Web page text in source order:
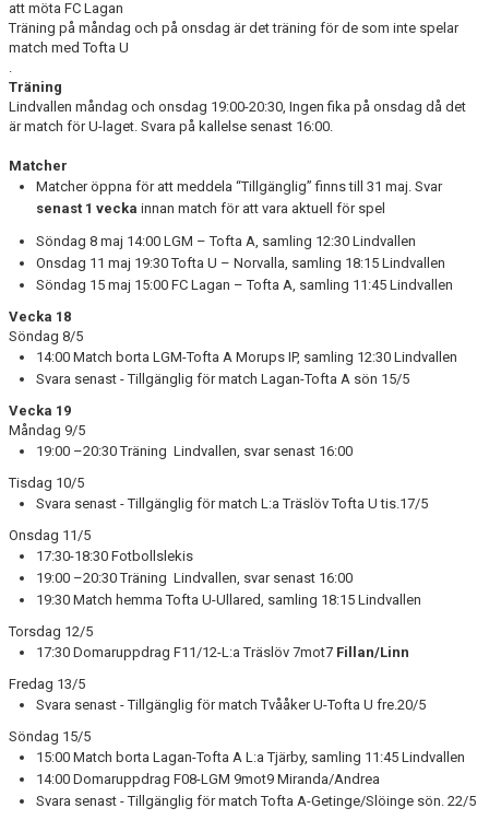
att möta FC Lagan
Träning på måndag och på onsdag är det träning för de som inte spelar
match med Tofta U
.
Träning
Lindvallen måndag och onsdag 19:00-20:30, Ingen fika på onsdag då det
är match för U-laget. Svara på kallelse senast 16:00.
Matcher
Matcher öppna för att meddela “Tillgänglig” finns till 31 maj. Svar
senast 1 vecka innan match för att vara aktuell för spel
Söndag 8 maj 14:00 LGM – Tofta A, samling 12:30 Lindvallen
Onsdag 11 maj 19:30 Tofta U – Norvalla, samling 18:15 Lindvallen
Söndag 15 maj 15:00 FC Lagan – Tofta A, samling 11:45 Lindvallen
Vecka 18
Söndag 8/5
14:00 Match borta LGM-Tofta A Morups IP, samling 12:30 Lindvallen
Svara senast - Tillgänglig för match Lagan-Tofta A sön 15/5
Vecka 19
Måndag 9/5
19:00 –20:30 Träning Lindvallen, svar senast 16:00
Tisdag 10/5
Svara senast - Tillgänglig för match L:a Träslöv Tofta U tis.17/5
Onsdag 11/5
17:30-18:30 Fotbollslekis
19:00 –20:30 Träning Lindvallen, svar senast 16:00
19:30 Match hemma Tofta U-Ullared, samling 18:15 Lindvallen
Torsdag 12/5
17:30 Domaruppdrag F11/12-L:a Träslöv 7mot7 Fillan/Linn
Fredag 13/5
Svara senast - Tillgänglig för match Tvååker U-Tofta U fre.20/5
Söndag 15/5
15:00 Match borta Lagan-Tofta A L:a Tjärby, samling 11:45 Lindvallen
14:00 Domaruppdrag F08-LGM 9mot9 Miranda/Andrea
Svara senast - Tillgänglig för match Tofta A-Getinge/Slöinge sön. 22/5